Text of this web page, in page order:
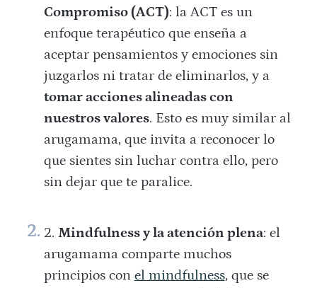
Compromiso (ACT): la ACT es un
enfoque terapéutico que enseña a
aceptar pensamientos y emociones sin
juzgarlos ni tratar de eliminarlos, y a
tomar acciones alineadas con
nuestros valores. Esto es muy similar al
arugamama, que invita a reconocer lo
que sientes sin luchar contra ello, pero
sin dejar que te paralice.
Mindfulness y la atención plena: el
arugamama comparte muchos
principios con el mindfulness, que se